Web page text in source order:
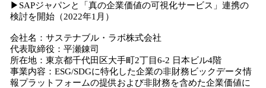
▶SAPジャパンと「真の企業価値の可視化サービス」連携の
検討を開始（2022年1月）
会社名：サステナブル・ラボ株式会社
代表取締役：平瀬錬司
所在地：東京都千代田区大手町2丁目6-2 日本ビル4階
事業内容：ESG/SDGに特化した企業の非財務ビックデータ情
報プラットフォームの提供および非財務を含めた企業価値に